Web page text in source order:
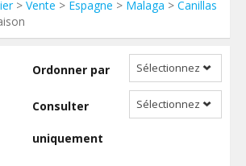
> Vente > Espagne > Malaga > Canillas
Ordonner par Sélectionnez
Consulter
uniquement
Sélectionnez